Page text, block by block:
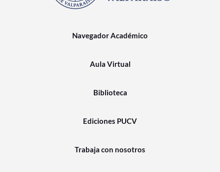
Navegador Académico
Aula Virtual
Biblioteca
Ediciones PUCV
Trabaja con nosotros